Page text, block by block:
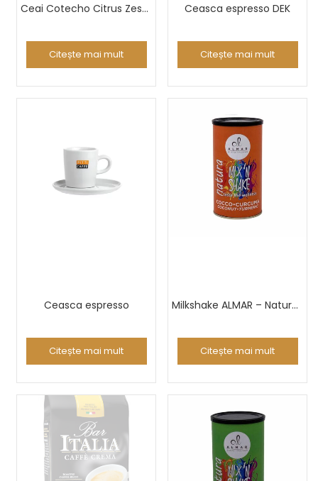
Ceai Cotecho Citrus Zest 20 buc
Citește mai mult
Ceasca espresso DEK
Citește mai mult
Ceasca espresso
Citește mai mult
Milkshake ALMAR – Natura Mix ‘n Shake – Coconut and Turmeric
Citește mai mult